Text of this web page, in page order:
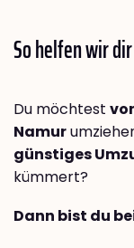
So helfen wir
Du möchtest
Namur
günstiges
kümmert?
Dann bist du